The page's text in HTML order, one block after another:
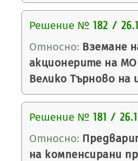
Решение № 182 /
Относно: Вземане
акционерите на
Велико Търново на
Решение № 181 /
Относно:
на компенсирани